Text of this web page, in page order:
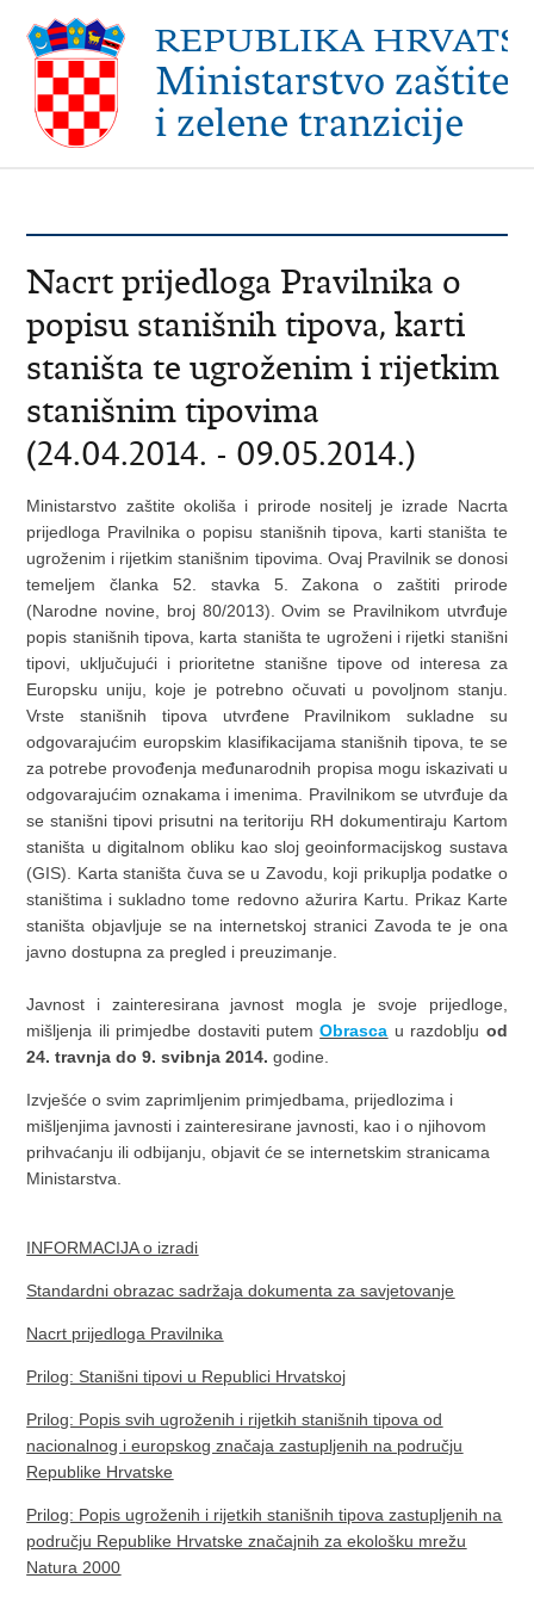
Nacrt prijedloga Pravilnika o
popisu stanišnih tipova, karti
staništa te ugroženim i rijetkim
stanišnim tipovima
(24.04.2014. - 09.05.2014.)
Ministarstvo zaštite okoliša i prirode nositelj je izrade Nacrta
prijedloga Pravilnika o popisu stanišnih tipova, karti staništa te
ugroženim i rijetkim stanišnim tipovima. Ovaj Pravilnik se donosi
temeljem članka 52. stavka 5. Zakona o zaštiti prirode
(Narodne novine, broj 80/2013). Ovim se Pravilnikom utvrđuje
popis stanišnih tipova, karta staništa te ugroženi i rijetki stanišni
tipovi, uključujući i prioritetne stanišne tipove od interesa za
Europsku uniju, koje je potrebno očuvati u povoljnom stanju.
Vrste stanišnih tipova utvrđene Pravilnikom sukladne su
odgovarajućim europskim klasifikacijama stanišnih tipova, te se
za potrebe provođenja međunarodnih propisa mogu iskazivati u
odgovarajućim oznakama i imenima. Pravilnikom se utvrđuje da
se stanišni tipovi prisutni na teritoriju RH dokumentiraju Kartom
staništa u digitalnom obliku kao sloj geoinformacijskog sustava
(GIS). Karta staništa čuva se u Zavodu, koji prikuplja podatke o
staništima i sukladno tome redovno ažurira Kartu. Prikaz Karte
staništa objavljuje se na internetskoj stranici Zavoda te je ona
javno dostupna za pregled i preuzimanje.
Javnost i zainteresirana javnost mogla je svoje prijedloge,
mišljenja ili primjedbe dostaviti putemObrasca u razdoblju od
24. travnja do 9. svibnja 2014. godine.
Izvješće o svim zaprimljenim primjedbama, prijedlozima i
mišljenjima javnosti i zainteresirane javnosti, kao i o njihovom
prihvaćanju ili odbijanju, objavit će se internetskim stranicama
Ministarstva.
INFORMACIJA o izradi
Standardni obrazac sadržaja dokumenta za savjetovanje
Nacrt prijedloga Pravilnika
Prilog: Stanišni tipovi u Republici Hrvatskoj
Prilog: Popis svih ugroženih i rijetkih stanišnih tipova od
nacionalnog i europskog značaja zastupljenih na području
Republike Hrvatske
Prilog: Popis ugroženih i rijetkih stanišnih tipova zastupljenih na
području Republike Hrvatske značajnih za ekološku mrežu
Natura 2000